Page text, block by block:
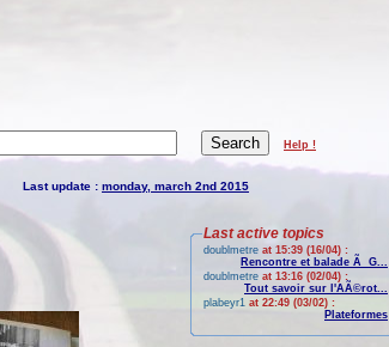
Help !
Last update : monday, march 2nd 2015
Last active topics
doublmetre at 15:39 (16/04) :
Rencontre et balade Ã G...
doublmetre at 13:16 (02/04) :
Tout savoir sur l'AÃ©rot...
plabeyr1 at 22:49 (03/02) :
Plateformes